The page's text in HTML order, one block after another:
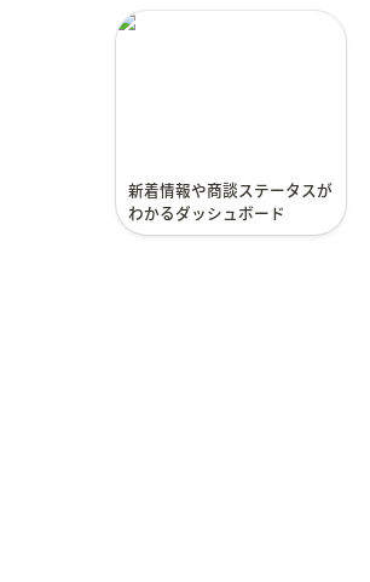
新着情報や商談ステータ
新着情報や商談ステータスが
わかるダッシュボード